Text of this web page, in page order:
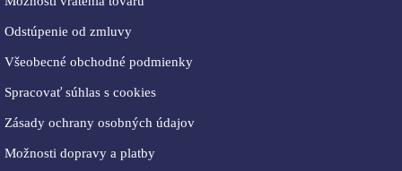
Odstúpenie od zmluvy
Všeobecné obchodné podmienky
Spracovať súhlas s cookies
Zásady ochrany osobných údajov
Možnosti dopravy a platby